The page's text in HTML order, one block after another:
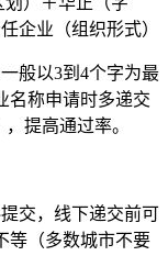
企业（组织形式）
般以3到4个字为最
名称申请时多递交
提高通过率。
交，线下递交前可
等（多数城市不要